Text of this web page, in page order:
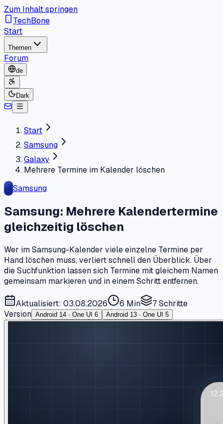
Zum Inhalt springen
TechBone
Start
Themen
Forum
de
Dark
Start
Samsung
Galaxy
Mehrere Termine im Kalender löschen
Samsung
Samsung: Mehrere Kalendertermine
gleichzeitig löschen
Wer im Samsung-Kalender viele einzelne Termine per
Hand löschen muss, verliert schnell den Überblick. Über
die Suchfunktion lassen sich Termine mit gleichem Namen
gemeinsam markieren und in einem Schritt entfernen.
Aktualisiert: 03.08.2026 6 Min 7Schritte
Version Android 14 · One UI 6 Android 13 · One UI 5